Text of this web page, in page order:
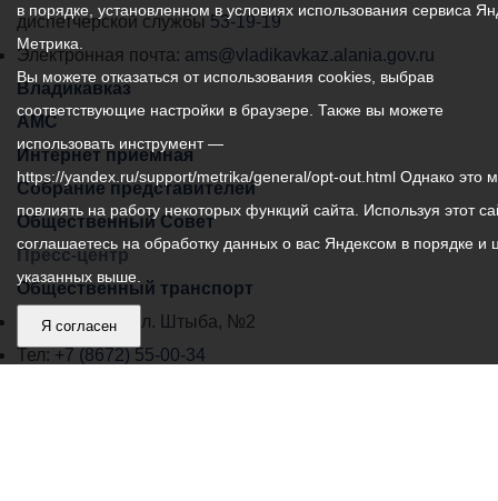
самоуправления
города
Владикавказ:
диспетчерской службы53-19-19
Электронная почта: ams@vladikavkaz.alania.gov.ru
Владикавказ
АМС
Интернет приемная
Собрание представителей
Общественный Совет
Пресс-центр
Общественный транспорт
Владикавказ, пл. Штыба, №2
Тел: +7 (8672) 55-00-34
в порядке, установленном в условиях использования сервиса
Метрика.
Вы можете отказаться от использования cookies, выбрав
соответствующие настройки в браузере. Также вы можете
использовать инструмент —
https://yandex.ru/support/metrika/general/opt-out.html Однако это
повлиять на работу некоторых функций сайта. Используя этот
соглашаетесь на обработку данных о вас Яндексом в порядке и
указанных выше.
Я согласен